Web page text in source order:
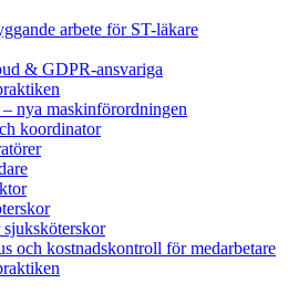
arbete för ST-läkare
& GDPR-ansvariga
nya maskinförordningen
koordinator
och kostnadskontroll för medarbetare